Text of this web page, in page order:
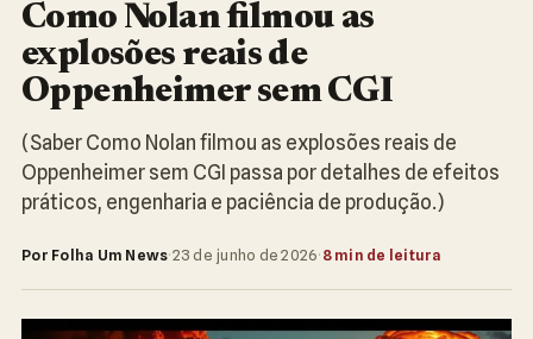
Como Nolan filmou as
explosões reais de
Oppenheimer sem CGI
(Saber Como Nolan filmou as explosões reais de
Oppenheimer sem CGI passa por detalhes de efeitos
práticos, engenharia e paciência de produção.)
Por Folha Um News·23 de junho de 2026· 8 min de leitura